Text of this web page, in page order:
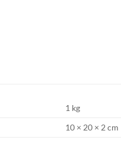
1 kg
10 × 20 × 2 cm